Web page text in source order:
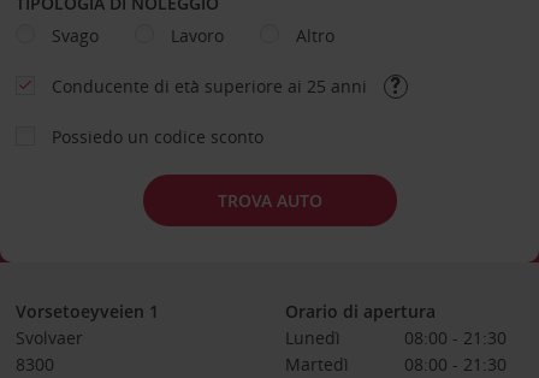
Svago
Lavoro Altro
Conducente di età superiore ai 25 anni
Possiedo un codice sconto
TROVA AUTO
Vorsetoeyveien 1
Svolvaer
8300
Orario di apertura
Lunedì
08:00 - 21:30
Martedì
08:00 - 21:30